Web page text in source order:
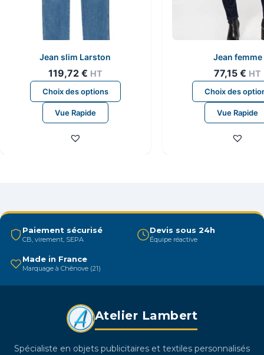
Jean slim Larston
119,72 € HT
Choix des options
Ce
produit
Vue Rapide
Jean femme
77,15€ HT
Choix des
Vue Rapide
Paiement sécurisé
CB, virement, SEPA
Devis sous 24h
Équipe réactive
Made in France
Marquage à Chênove (21)
Atelier Lambert
Spécialiste en objets publicitaires et textiles personnalisés